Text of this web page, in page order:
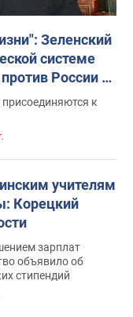
Зеленский
системе
России и
Видео
к
учителям
Корецкий
зарплат
объявило об
стипендий